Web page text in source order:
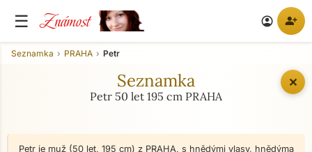
☰ Známost account_circle person_add
✕
Seznamka PRAHA Petr
Seznamka
Petr 50 let 195 cm PRAHA
Petr je muž (50 let, 195 cm) z PRAHA, s hnědými vlasy, hnědýma